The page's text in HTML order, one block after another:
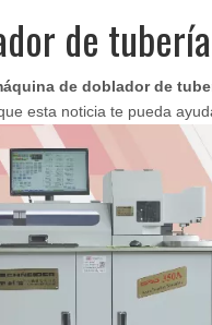
de
de doblador de
esta noticia te pueda